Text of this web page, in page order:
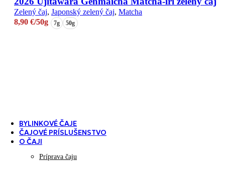
Antistres a harmónia
BYLINKOVÉ ČAJE
ČAJOVÉ PRÍSLUŠENSTVO
O ČAJI
Príprava čaju
Zelený čaj, Japonský zelený čaj, Matcha
8,90 €/50g 7g 50g